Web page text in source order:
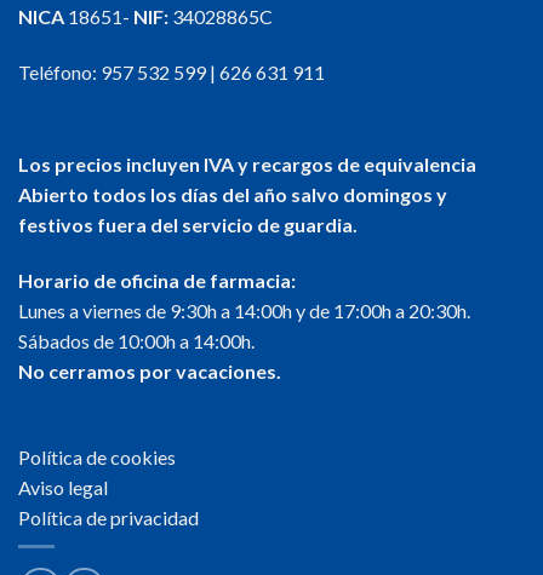
NICA 18651- NIF: 34028865C
Teléfono: 957 532 599| 626 631 911
Los precios incluyen IVA y recargos de equivalencia
Abierto todos los días del año salvo domingos y
festivos fuera del servicio de guardia.
Horario de oficina de farmacia:
Lunes a viernes de 9:30h a 14:00h y de 17:00h a 20:30h.
Sábados de 10:00h a 14:00h.
No cerramos por vacaciones.
Política de cookies
Aviso legal
Política de privacidad